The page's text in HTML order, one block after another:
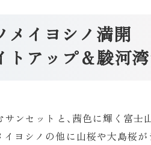
メイヨシノ満開
トアップ＆駿河湾
ンセットと、茜色に輝く富
ヨシノの他に山桜や大島桜